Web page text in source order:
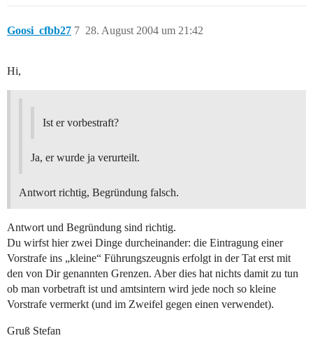
Goosi_cfbb27 28. August 2004 um 21:42
7
Hi,
Ist er vorbestraft?
Ja, er wurde ja verurteilt.
Antwort richtig, Begründung falsch.
Antwort und Begründung sind richtig.
Du wirfst hier zwei Dinge durcheinander: die Eintragung einer
Vorstrafe ins „kleine“ Führungszeugnis erfolgt in der Tat erst mit
den von Dir genannten Grenzen. Aber dies hat nichts damit zu tun
ob man vorbetraft ist und amtsintern wird jede noch so kleine
Vorstrafe vermerkt (und im Zweifel gegen einen verwendet).
Gruß Stefan